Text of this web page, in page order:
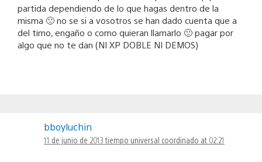
partida dependiendo de lo que hagas dentro de la
misma 🙁 no se si a vosotros se han dado cuenta que a
del timo, engaño o como quieran llamarlo 🙁 pagar por
algo que no te dan (NI XP DOBLE NI DEMOS)
bboyluchin
11 de junio de 2013 tiempo universal coordinado at 02:21